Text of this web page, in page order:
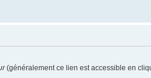
(généralement ce lien est accessible en